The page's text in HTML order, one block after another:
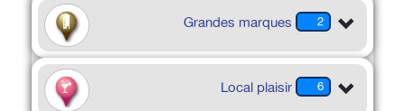
2
Grandes marques
6
Local plaisir